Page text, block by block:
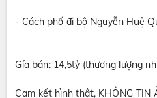
- Cách phố đi bộ Nguyễn Huệ
Gía bán: 14,5tỷ (thương lượng
Cam kết hình thật, KHÔNG TIN